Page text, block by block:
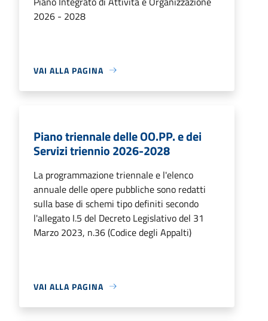
2026 - 2028
VAI ALLA PAGINA
Piano triennale delle OO.PP. e dei
Servizi triennio 2026-2028
La programmazione triennale e l'elenco
annuale delle opere pubbliche sono redatti
sulla base di schemi tipo definiti secondo
l'allegato I.5 del Decreto Legislativo del 31
Marzo 2023, n.36 (Codice degli Appalti)
VAI ALLA PAGINA